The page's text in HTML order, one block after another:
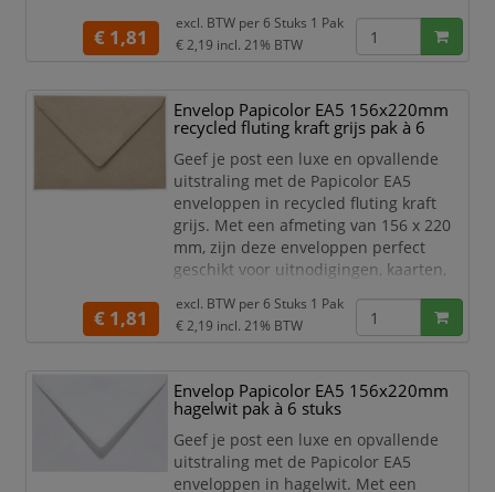
documenten.
professionele uitstraling. De
opvallende felroze kleur is ideaal voor
speciale gelegenheden en
marketingdoeleinden. Het praktis
€ 1,81
excl. BTW per6 Stuks 1 Pak
€ 2,19 incl. 21% BTW
Envelop Papicolor EA5 156x220mm
recycled fluting kraft grijs pak à 6
Geef je post een luxe en opvallende
uitstraling met de Papicolor EA5
enveloppen in recycled fluting kraft
grijs. Met een afmeting van 156 x 220
mm, zijn deze enveloppen perfect
geschikt voor uitnodigingen, kaarten,
documenten.
professionele uitstraling. De
natuurlijke grijze kleur is ideaal voor
speciale gelegenheden en
marketingdoeleinden. He
€ 1,81
excl. BTW per6 Stuks 1 Pak
€ 2,19 incl. 21% BTW
Envelop Papicolor EA5 156x220mm
hagelwit pak à 6 stuks
Geef je post een luxe en opvallende
uitstraling met de Papicolor EA5
enveloppen in hagelwit. Met een